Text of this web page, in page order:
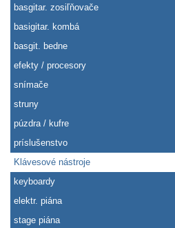
basgitar. zosiľňovače
basigitar. kombá
basgit. bedne
efekty / procesory
snímače
struny
púzdra / kufre
príslušenstvo
Klávesové nástroje
keyboardy
elektr. piána
stage piána